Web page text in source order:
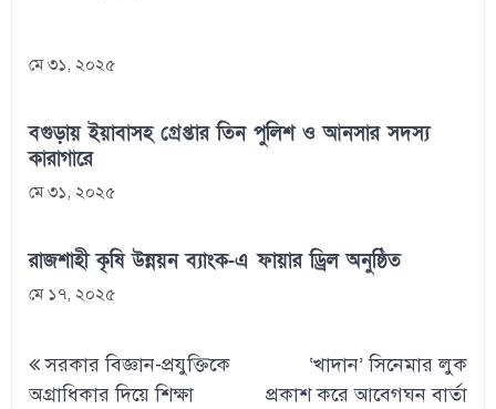
মে ৩১, ২০২৫
বগুড়ায় ইয়াবাসহ গ্রেপ্তার তিন পুলিশ ও আনসার সদস্য
কারাগারে
মে ৩১, ২০২৫
রাজশাহী কৃষি উন্নয়ন ব্যাংক-এ ফায়ার ড্রিল অনুষ্ঠিত
মে ১৭, ২০২৫
navigation
সরকার বিজ্ঞান-প্রযুক্তিকে
অগ্রাধিকার দিয়ে শিক্ষা
‘খাদান’ সিনেমার লুক
প্রকাশ করে আবেগঘন বার্তা